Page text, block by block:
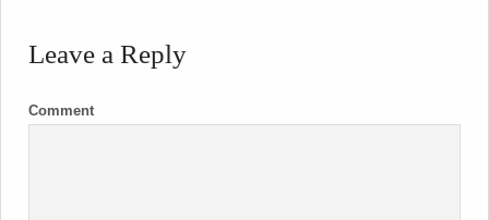
Leave a Reply
Comment